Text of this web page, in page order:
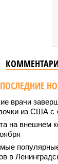
ПОСЛЕДНИЕ
врачи
из США с
на внешнем
в